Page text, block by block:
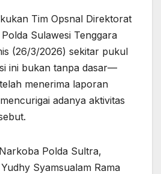
Tim Opsnal Direktorat
Sulawesi Tenggara
(26/3/2026) sekitar pukul
ini bukan tanpa dasar—
menerima laporan
adanya aktivitas
Polda Sultra,
Syamsualam Rama